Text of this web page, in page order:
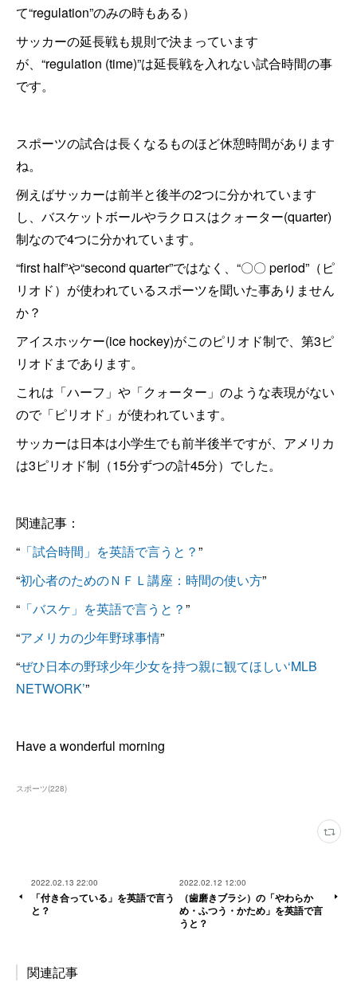
て“regulation”のみの時もある）
サッカーの延長戦も規則で決まっています
が、“regulation (time)”は延長戦を入れない試合時間の事
です。
スポーツの試合は長くなるものほど休憩時間があります
ね。
例えばサッカーは前半と後半の2つに分かれています
し、バスケットボールやラクロスはクォーター(quarter)
制なので4つに分かれています。
“first half”や“second quarter”ではなく、“〇〇 period”（ピ
リオド）が使われているスポーツを聞いた事ありません
か？
アイスホッケー(ice hockey)がこのピリオド制で、第3ピ
リオドまであります。
これは「ハーフ」や「クォーター」のような表現がない
ので「ピリオド」が使われています。
サッカーは日本は小学生でも前半後半ですが、アメリカ
は3ピリオド制（15分ずつの計45分）でした。
関連記事：
“ 「試合時間」を英語で言うと？”
“初心者のためのＮＦＬ講座：時間の使い方”
“ 「バスケ」を英語で言うと？”
“アメリカの少年野球事情”
“ぜひ日本の野球少年少女を持つ親に観てほしい‘MLB
NETWORK’”
Have a wonderful morning
スポーツ(228)
2022.02.13 22:00
「付き合っている」を英語で言う
と？
2022.02.12 12:00
（歯磨きブラシ）の「やわらか
め・ふつう・かため」を英語で言
うと？
関連記事